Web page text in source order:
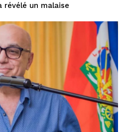
révélé un malaise